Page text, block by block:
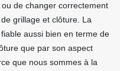
de changer correctement
grillage et clôture. La
aussi bien en terme de
que par son aspect
que nous sommes à la